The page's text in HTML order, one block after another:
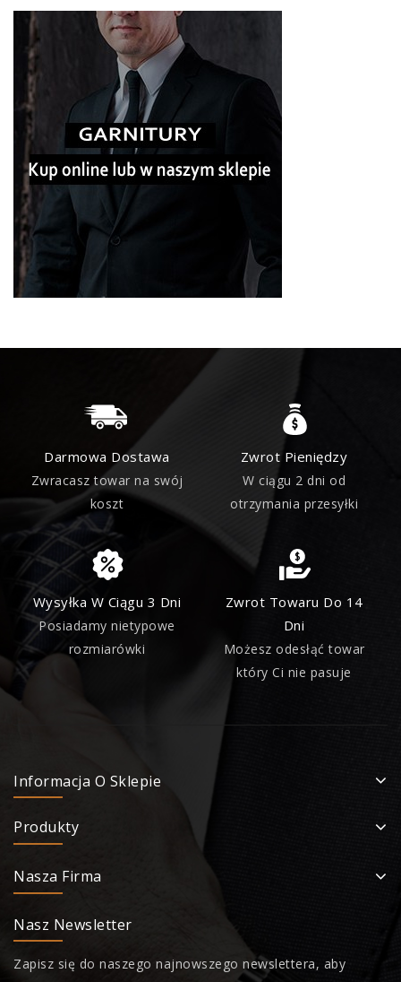
Darmowa Dostawa
Zwracasz towar na swój
koszt
Zwrot Pieniędzy
W ciągu 2 dni od
otrzymania przesyłki
Wysyłka W Ciągu 3 Dni
Posiadamy nietypowe
rozmiarówki
Zwrot Towaru Do 14
Dni
Możesz odesłąć towar
który Ci nie pasuje
Informacja O Sklepie
Produkty
Nasza Firma
Nasz Newsletter
Zapisz się do naszego najnowszego newslettera, aby